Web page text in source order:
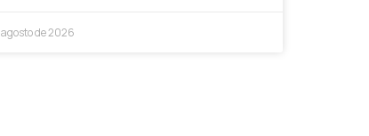
agosto de 2026